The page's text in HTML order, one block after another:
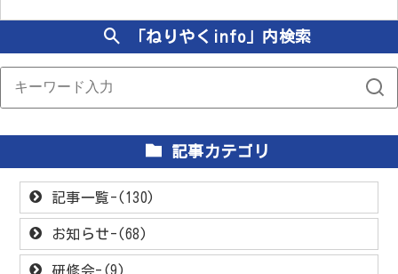
「ねりやくinfo」内検索
記事カテゴリ
記事一覧-(130)
お知らせ-(68)
研修会-(9)